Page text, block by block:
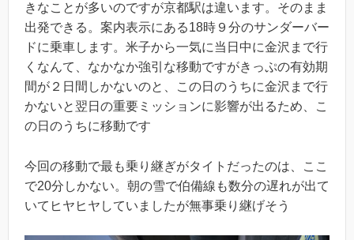
きなことが多いのですが京都駅は違います。そのまま
出発できる。案内表示にある18時９分のサンダーバー
ドに乗車します。米子から一気に当日中に金沢まで行
くなんて、なかなか強引な移動ですがきっぷの有効期
間が２日間しかないのと、この日のうちに金沢まで行
かないと翌日の重要ミッションに影響が出るため、こ
の日のうちに移動です
今回の移動で最も乗り継ぎがタイトだったのは、ここ
で20分しかない。朝の雪で伯備線も数分の遅れが出て
いてヒヤヒヤしていましたが無事乗り継げそう